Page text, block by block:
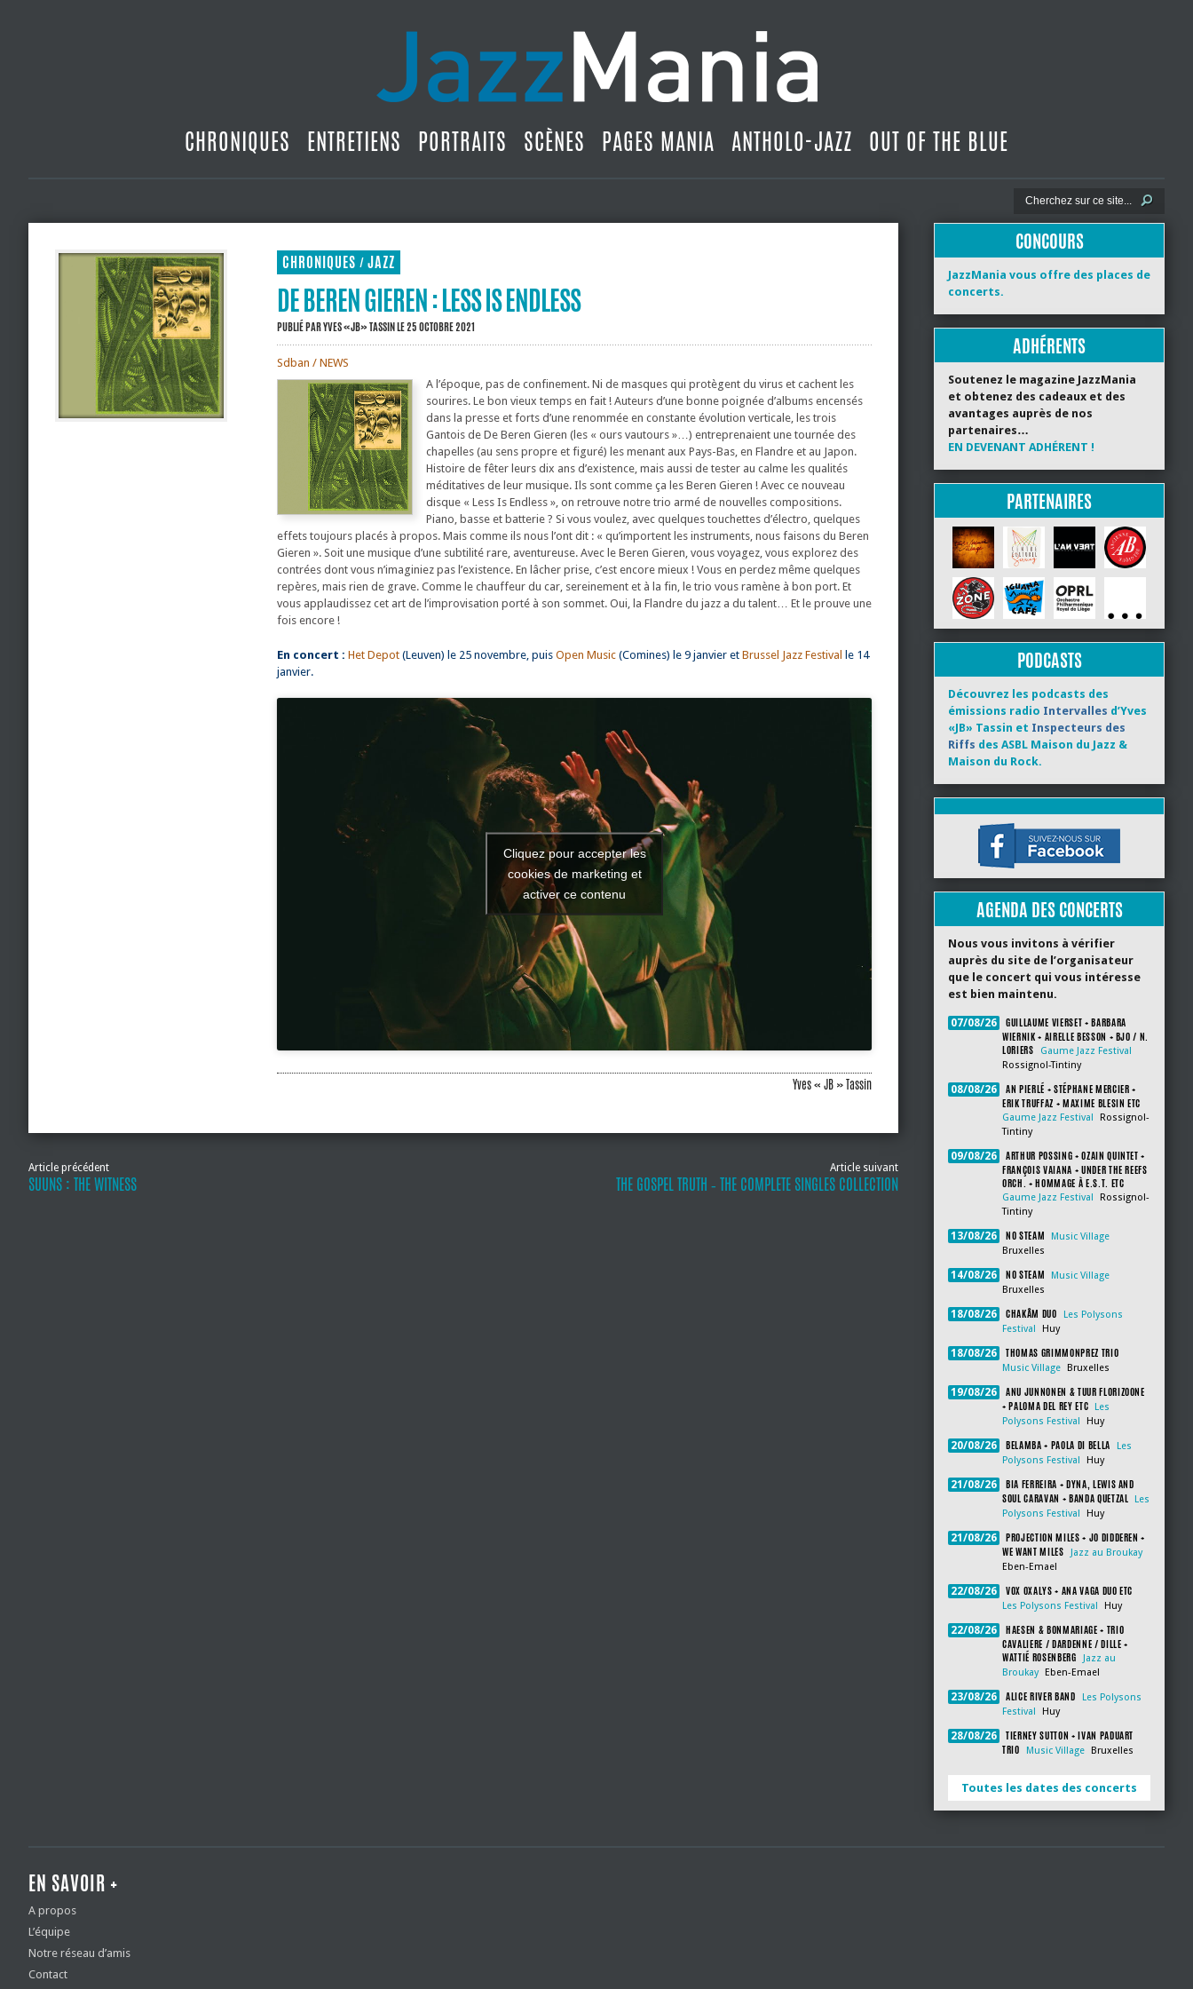
CHRONIQUES ENTRETIENS PORTRAITS SCÈNES PAGES MANIA ANTHOLO-JAZZ OUT OF THE BLUE
CHRONIQUES / JAZZ
DE BEREN GIEREN : LESS IS ENDLESS
PUBLIÉ PARYVES «JB» TASSINLE 25 OCTOBRE 2021
Sdban / NEWS
A l’époque, pas de confinement. Ni de masques qui protègent du virus et cachent les
sourires. Le bon vieux temps en fait ! Auteurs d’une bonne poignée d’albums encensés
dans la presse et forts d’une renommée en constante évolution verticale, les trois
Gantois de De Beren Gieren (les « ours vautours »…) entreprenaient une tournée des
chapelles (au sens propre et figuré) les menant aux Pays-Bas, en Flandre et au Japon.
Histoire de fêter leurs dix ans d’existence, mais aussi de tester au calme les qualités
méditatives de leur musique. Ils sont comme ça les Beren Gieren ! Avec ce nouveau
disque « Less Is Endless », on retrouve notre trio armé de nouvelles compositions.
Piano, basse et batterie ? Si vous voulez, avec quelques touchettes d’électro, quelques
effets toujours placés à propos. Mais comme ils nous l’ont dit : « qu’importent les instruments, nous faisons du Beren
Gieren ». Soit une musique d’une subtilité rare, aventureuse. Avec le Beren Gieren, vous voyagez, vous explorez des
contrées dont vous n’imaginiez pas l’existence. En lâcher prise, c’est encore mieux ! Vous en perdez même quelques
repères, mais rien de grave. Comme le chauffeur du car, sereinement et à la fin, le trio vous ramène à bon port. Et
vous applaudissez cet art de l’improvisation porté à son sommet. Oui, la Flandre du jazz a du talent… Et le prouve une
fois encore !
En concert : Het Depot (Leuven) le 25 novembre, puis Open Music (Comines) le 9 janvier et Brussel Jazz Festival
le 14
janvier.
Cliquez pour accepter les
cookies de marketing et
activer ce contenu
Yves « JB » Tassin
Article précédent
SUUNS : THE WITNESS
Article suivant
THE GOSPEL TRUTH ‐ THE COMPLETE SINGLES COLLECTION
CONCOURS
JazzMania vous offre des places de
concerts.
ADHÉRENTS
Soutenez le magazine JazzMania
et obtenez des cadeaux et des
avantages auprès de nos
partenaires…
EN DEVENANT ADHÉRENT !
PARTENAIRES
PODCASTS
Découvrez les podcasts des
émissions radio Intervalles d’Yves
«JB» Tassin et Inspecteurs des
Riffs des ASBL Maison du Jazz &
Maison du Rock.
AGENDA DES CONCERTS
Nous vous invitons à vérifier
auprès du site de l’organisateur
que le concert qui vous intéresse
est bien maintenu.
07/08/26
GUILLAUME VIERSET + BARBARA
WIERNIK + AIRELLE BESSON + BJO / N.
LORIERS
Gaume Jazz Festival
Rossignol-Tintiny
08/08/26
AN PIERLÉ + STÉPHANE MERCIER +
ERIK TRUFFAZ + MAXIME BLESIN ETC
Gaume Jazz Festival
Rossignol-
Tintiny
09/08/26
ARTHUR POSSING + OZAIN QUINTET +
FRANÇOIS VAIANA + UNDER THE REEFS
ORCH. + HOMMAGE À E.S.T. ETC
Gaume Jazz Festival
Rossignol-
Tintiny
13/08/26 NO STEAM
Music Village
Bruxelles
14/08/26 NO STEAM
Music Village
Bruxelles
18/08/26 CHAKÂM DUO
Les Polysons
Festival
Huy
18/08/26 THOMAS GRIMMONPREZ TRIO
Music Village Bruxelles
19/08/26
ANU JUNNONEN & TUUR FLORIZOONE
+ PALOMA DEL REY ETC
Les
Polysons Festival
Huy
20/08/26 BELAMBA + PAOLA DI BELLA
Les
Polysons Festival
Huy
21/08/26
BIA FERREIRA + DYNA, LEWIS AND
SOUL CARAVAN + BANDA QUETZAL
Les
Polysons Festival
Huy
21/08/26
PROJECTION MILES + JO DIDDEREN +
WE WANT MILES
Jazz au Broukay
Eben-Emael
22/08/26 VOX OXALYS + ANA VAGA DUO ETC
Les Polysons Festival Huy
22/08/26
HAESEN & BONMARIAGE + TRIO
CAVALIERE / DARDENNE / DILLE +
WATTIÉ ROSENBERG
Jazz au
Broukay
Eben-Emael
23/08/26 ALICE RIVER BAND
Les Polysons
Festival
Huy
28/08/26
TIERNEY SUTTON + IVAN PADUART
TRIO
Music Village Bruxelles
Toutes les dates des concerts
EN SAVOIR +
A propos
L’équipe
Notre réseau d’amis
Contact